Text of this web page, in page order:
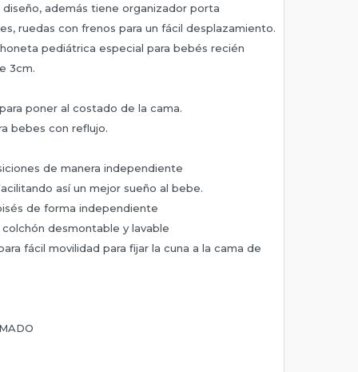
diseño, además tiene organizador porta
ruedas con frenos para un fácil desplazamiento.
pediátrica especial para bebés recién
3cm.
poner al costado de la cama.
bebes con reflujo.
de manera independiente
así un mejor sueño al bebe.
de forma independiente
desmontable y lavable
fácil movilidad para fijar la cuna a la cama de